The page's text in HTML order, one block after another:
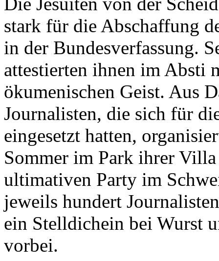
stark für die Abschaffung
in der Bundesverfassung.
attestierten ihnen im Absti
ökumenischen Geist. Aus
Journalisten, die sich für
eingesetzt hatten,
Sommer im Park ihrer
ultimativen Party im
jeweils hundert
ein Stelldichein bei Wurst
vorbei.